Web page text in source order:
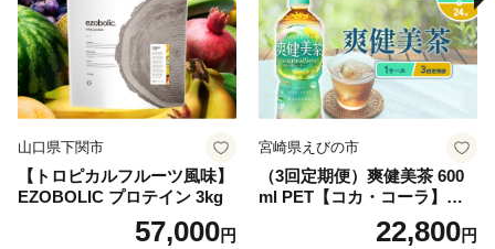
忍野村
山口県下関市
【トロピカルフルーツ風味】
EZOBOLIC プロテイン 3kg
57,000円
宮崎県えびの市
（3回定期便）爽健美茶 600
ml PET【コカ・コーラ】ペ
ットボトル 1ケース(24本) 定
期便 3回(72本) セット お茶
22,800円